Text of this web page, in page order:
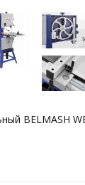
BELMASH